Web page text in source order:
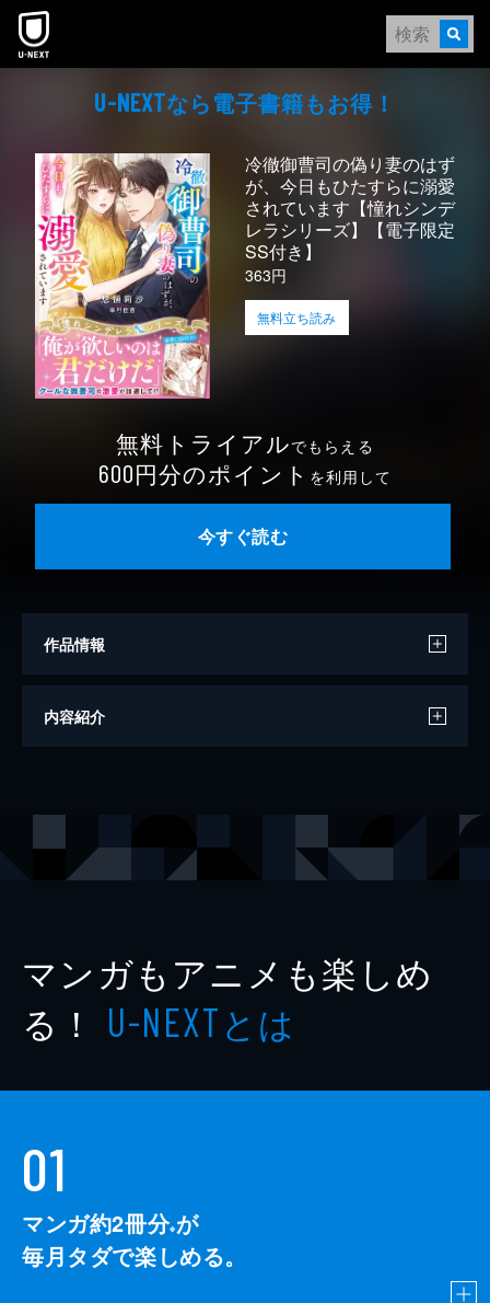
本文へスキップ
U-NEXTなら電⼦書籍もお得！
冷徹御曹司の偽り妻のはず
が、今日もひたすらに溺愛
されています【憧れシンデ
レラシリーズ】【電子限定
SS付き】
363円
無料立ち読み
無料トライアルでもらえる
600円分のポイント を利用して
今すぐ読む
作品情報
著者
内容紹介
マンガもアニメも楽しめ
る！ U-NEXTとは
01
マンガ約2冊分※が
毎月タダで楽しめる。